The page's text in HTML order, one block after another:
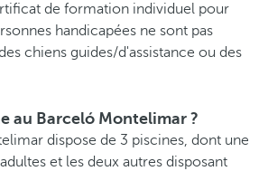
de formation individuel pour
handicapées ne sont pas
chiens guides/d'assistance ou des
au Barceló Montelimar ?
dispose de 3 piscines, dont une
et les deux autres disposant